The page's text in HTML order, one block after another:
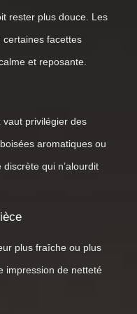
rester plus douce. Les
certaines facettes
et reposante.
vaut privilégier des
aromatiques ou
qui n’alourdit
plus fraîche ou plus
impression de netteté